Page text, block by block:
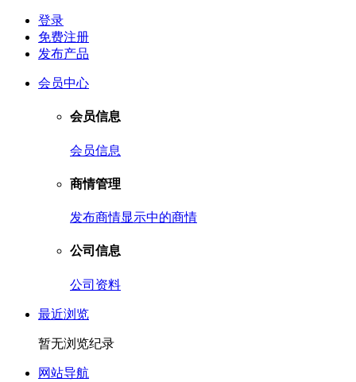
登录
免费注册
发布产品
会员中心
会员信息
会员信息
商情管理
发布商情显示中的商情
公司信息
公司资料
最近浏览
暂无浏览纪录
网站导航